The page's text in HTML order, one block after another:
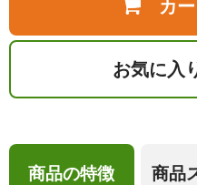
カ
お気に入
商品の特徴 商品